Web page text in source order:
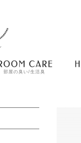
部屋の臭い/生活臭